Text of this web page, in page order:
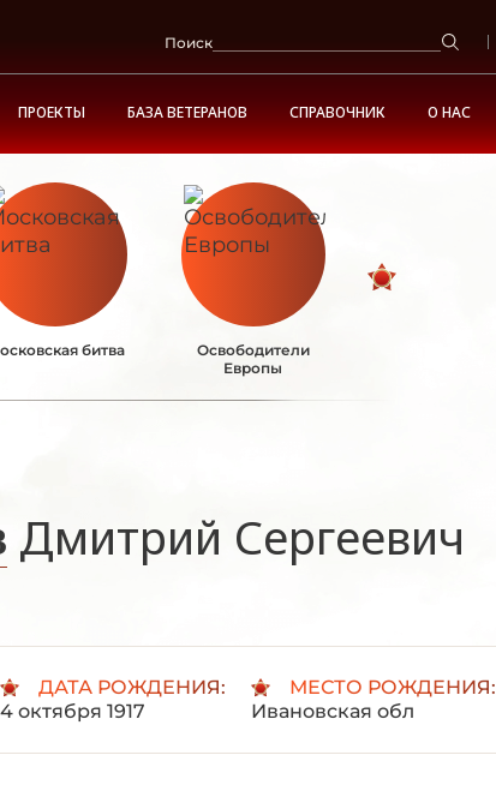
Поиск
ПРОЕКТЫ БАЗА ВЕТЕРАНОВ СПРАВОЧНИК О НАС
битва
Освободители
Европы
Дмитрий Сергеевич
ДАТА РОЖДЕНИЯ:
4 октября 1917
МЕСТО РОЖДЕНИЯ:
Ивановская обл